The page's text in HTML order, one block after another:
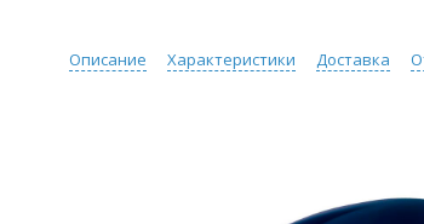
Описание Характеристики Доставка